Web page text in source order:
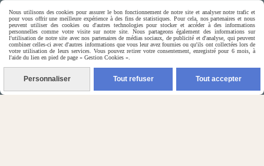
N'hésitez pas à contacter Monique
par téléphone
0618321265
ou par message
Nous utilisons des cookies pour assurer le bon fonctionnement de notre site et analyser notre trafic et
pour vous offrir une meilleure expérience à des fins de statistiques. Pour cela, nos partenaires et nous
peuvent utiliser des cookies ou d'autres technologies pour stocker et accéder à des informations
personnelles comme votre visite sur notre site. Nous partageons également des informations sur
l'utilisation de notre site avec nos partenaires de médias sociaux, de publicité et d'analyse, qui peuvent
combiner celles-ci avec d'autres informations que vous leur avez fournies ou qu'ils ont collectées lors de
votre utilisation de leurs services. Vous pouvez retirer votre consentement, enregistré pour 6 mois, à
l'aide du lien en pied de page « Gestion Cookies ».
Personnaliser Tout refuser Tout accepter